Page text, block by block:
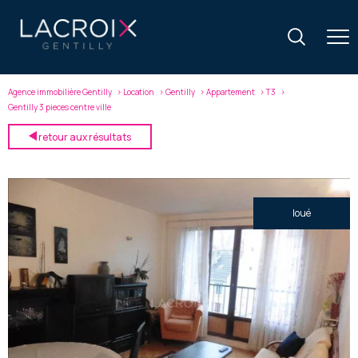
Agence immobilière Gentilly Location Gentilly Appartement
T3
Gentilly 3 pieces centre ville
retour aux résultats
loué